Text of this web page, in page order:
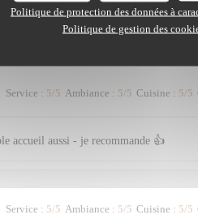
Politique de protection des données à
Politique de gestion des
avisées, rythme parfait
privilégié du début à la fin du repas.
Service : 5/5 Ambiance : 5/5 Cuisine : 5/5
accueil aussi - je recommande 👍
Service : 5/5 Ambiance : 5/5 Cuisine : 5/5